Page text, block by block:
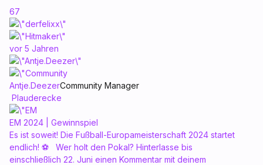
67
vor 5 Jahren
Antje.DeezerCommunity Manager
Plauderecke
EM 2024 | Gewinnspiel
Es ist soweit! Die Fußball-Europameisterschaft 2024 startet
endlich! ⚽ Wer holt den Pokal? Hinterlasse bis
einschließlich 22. Juni einen Kommentar mit deinem